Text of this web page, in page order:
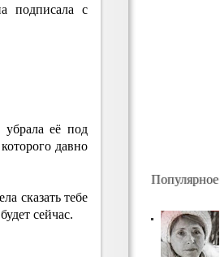
подписала с
её под
давно
сказать тебе
сейчас.
Популярное